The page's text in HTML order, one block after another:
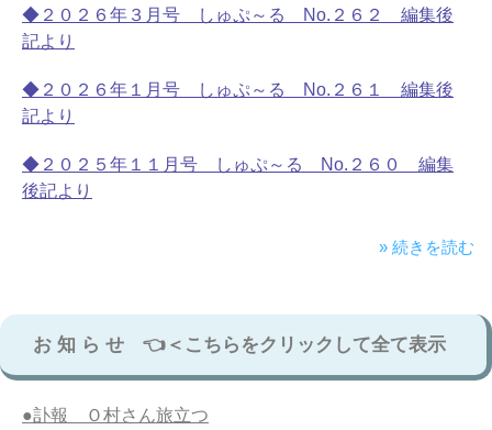
◆２０２６年３月号 しゅぷ～る No.２６２ 編集後
記より
◆２０２６年１月号 しゅぷ～る No.２６１ 編集後
記より
◆２０２５年１１月号 しゅぷ～る No.２６０ 編集
後記より
» 続きを読む
お 知 ら せ 👈＜こちらをクリックして全て表示
●訃報 Ｏ村さん旅立つ